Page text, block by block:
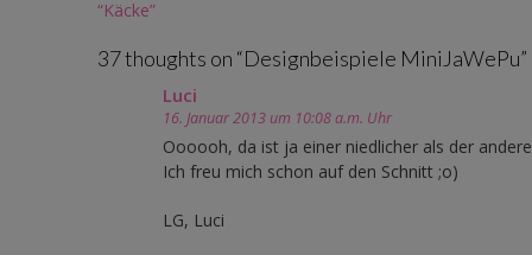
Post
“Käcke”
37 thoughts on “Designbeispiele MiniJaWePu”
Luci
16. Januar 2013 um 10:08 a.m. Uhr
Oooooh, da ist ja einer niedlicher als der
Ich freu mich schon auf den Schnitt ;o)
LG, Luci